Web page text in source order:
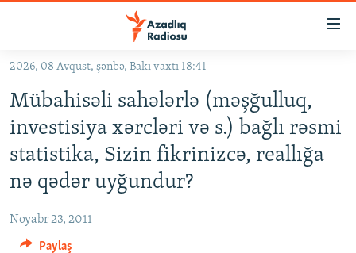
Əsas
qayıt
Əsas
naviqasiyaya
qayıt
Axtarışa
KORRUPSIOMETR
#ƏSLINDƏ
FƏRQƏ BAX
QANUNI DOĞRU
2026, 08 Avqust, şənbə, Bakı vaxtı 18:41
Mübahisəli sahələrlə (məşğulluq,
investisiya xərcləri və s.) bağlı rəsmi
statistika, Sizin fikrinizcə, reallığa
nə qədər uyğundur?
Noyabr 23, 2011
Paylaş